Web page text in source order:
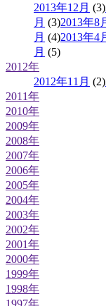
2013年12月 (3)
月 (3)2013年8
月 (4)2013年4
月 (5)
2012年
2012年11月 (2)
2011年
2010年
2009年
2008年
2007年
2006年
2005年
2004年
2003年
2002年
2001年
2000年
1999年
1998年
1997年